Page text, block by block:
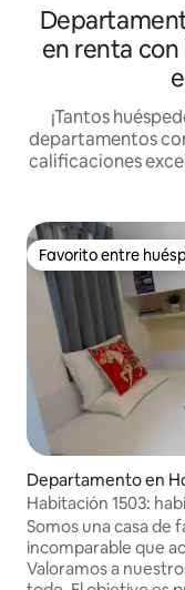
en renta
¡Tantos
departamentos
calificaciones
Favorito entre
Favorito entre
Departamento en
ng
Habitación 1503:
pequeña casa
un servicio de
experiencia
Somos una casa de
incomparable que
Valoramos a